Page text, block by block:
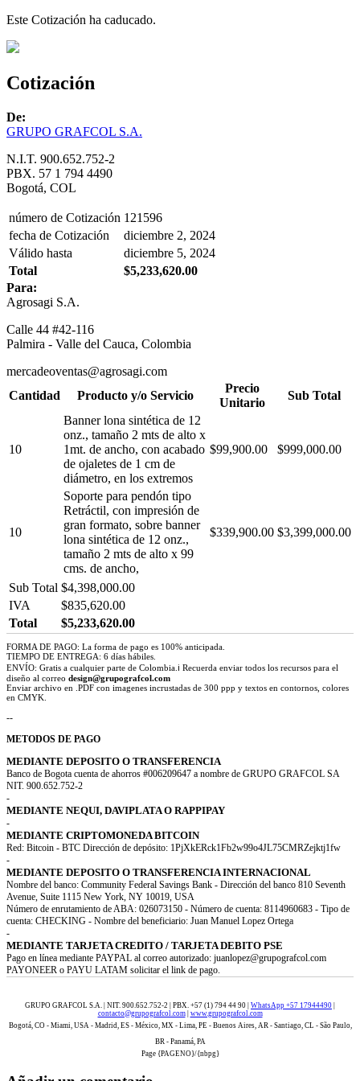
Este Cotización ha caducado.
Cotización
De:
GRUPO GRAFCOL S.A.
N.I.T. 900.652.752-2
PBX. 57 1 794 4490
Bogotá, COL
número de Cotización 121596
fecha de Cotización
diciembre 2, 2024
Válido hasta
diciembre 5, 2024
Total
$5,233,620.00
Para:
Agrosagi S.A.
Calle 44 #42-116
Palmira - Valle del Cauca, Colombia
mercadeoventas@agrosagi.com
Cantidad
Producto y/o Servicio
Precio
Unitario
Sub Total
10
Banner lona sintética de 12
onz., tamaño 2 mts de alto x
1mt. de ancho, con acabado
de ojaletes de 1 cm de
diámetro, en los extremos
$99,900.00 $999,000.00
10
Soporte para pendón tipo
Retráctil, con impresión de
gran formato, sobre banner
lona sintética de 12 onz.,
tamaño 2 mts de alto x 99
cms. de ancho,
$339,900.00 $3,399,000.00
Sub Total $4,398,000.00
IVA
$835,620.00
Total
$5,233,620.00
FORMA DE PAGO: La forma de pago es 100% anticipada.
TIEMPO DE ENTREGA: 6 días hábiles.
ENVÍO: Gratis a cualquier parte de Colombia.ℹ Recuerda enviar todos los recursos para el
diseño al correo design@grupografcol.com
Enviar archivo en .PDF con imagenes incrustadas de 300 ppp y textos en contornos, colores
en CMYK.
--
METODOS DE PAGO
MEDIANTE DEPOSITO O TRANSFERENCIA
Banco de Bogota cuenta de ahorros #006209647 a nombre de GRUPO GRAFCOL SA
NIT. 900.652.752-2
-
MEDIANTE NEQUI, DAVIPLATA O RAPPIPAY
-
MEDIANTE CRIPTOMONEDA BITCOIN
Red: Bitcoin - BTC Dirección de depósito: 1PjXkERck1Fb2w99o4JL75CMRZejktj1fw
-
MEDIANTE DEPOSITO O TRANSFERENCIA INTERNACIONAL
Nombre del banco: Community Federal Savings Bank - Dirección del banco 810 Seventh
Avenue, Suite 1115 New York, NY 10019, USA
Número de enrutamiento de ABA: 026073150 - Número de cuenta: 8114960683 - Tipo de
cuenta: CHECKING - Nombre del beneficiario: Juan Manuel Lopez Ortega
-
MEDIANTE TARJETA CREDITO / TARJETA DEBITO PSE
Pago en línea mediante PAYPAL al correo autorizado: juanlopez@grupografcol.com
PAYONEER o PAYU LATAM solicitar el link de pago.
GRUPO GRAFCOL S.A. | NIT. 900.652.752-2 | PBX. +57 (1) 794 44 90 | WhatsApp +57 17944490
contacto@grupografcol.com| www.grupografcol.com
Bogotá, CO - Miami, USA - Madrid, ES - México, MX - Lima, PE - Buenos Aires, AR - Santiago, CL - São Paulo,
BR - Panamá, PA
Page {PAGENO}/{nbpg}